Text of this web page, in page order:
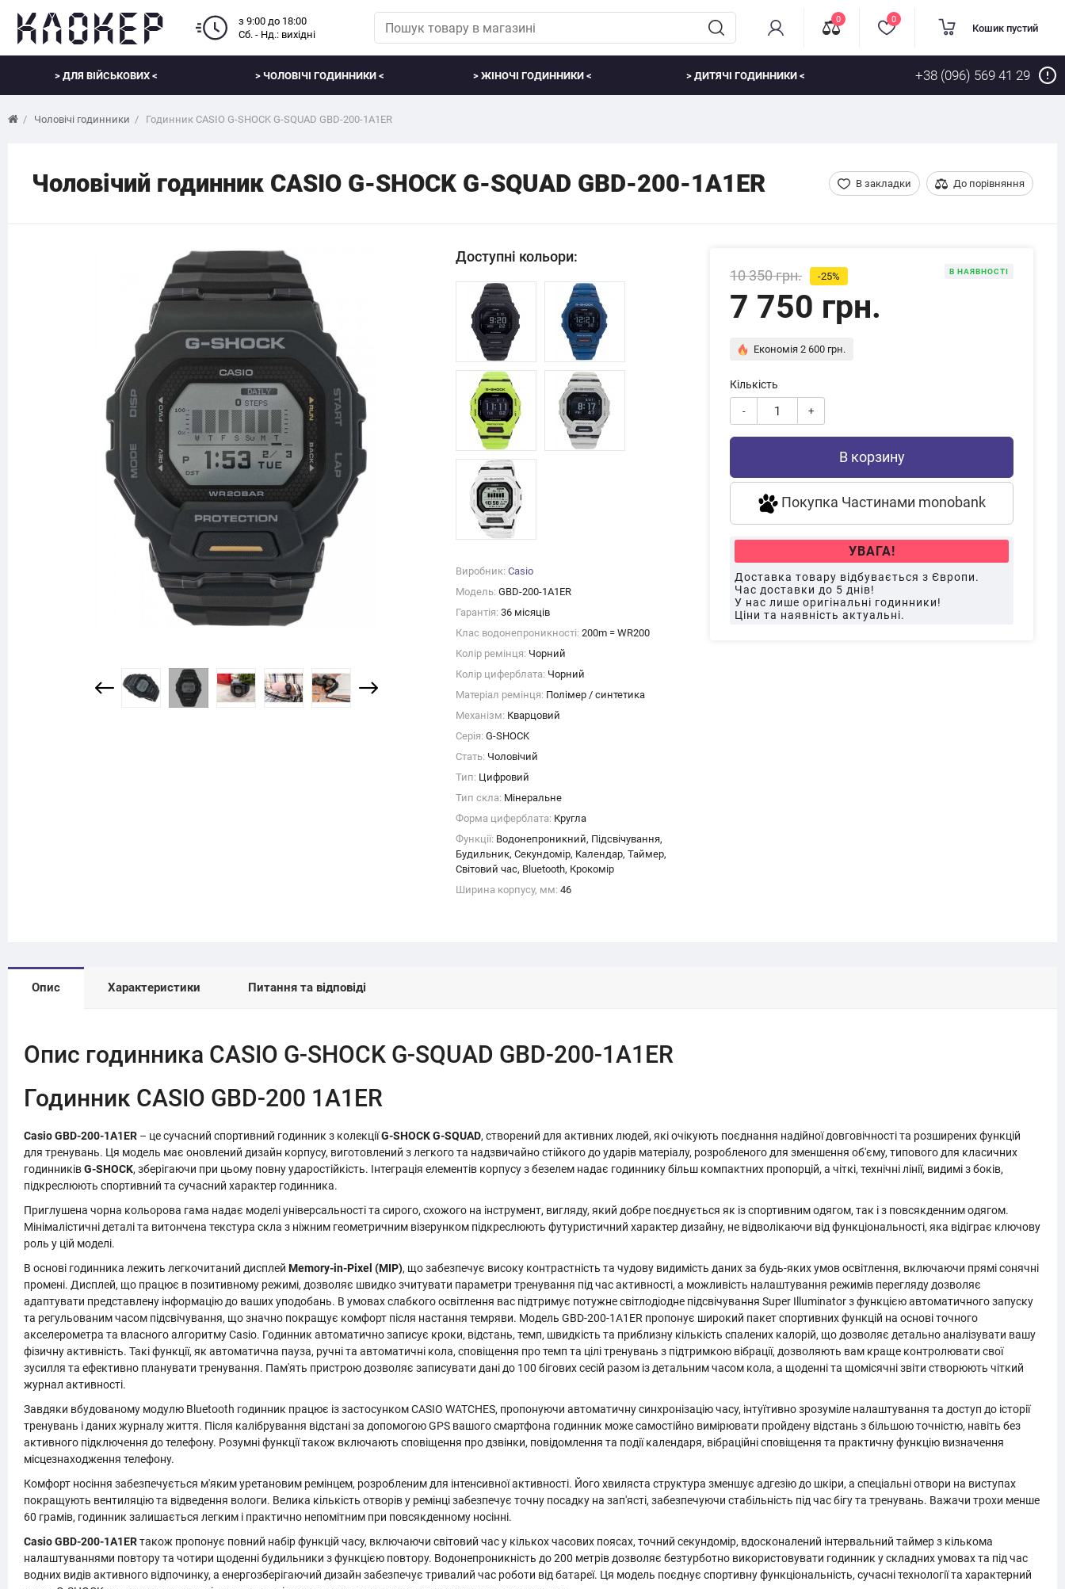
з 9:00 до 18:00
Сб. - Нд.: вихідні
0 0
Кошик пустий
> ДЛЯ ВІЙСЬКОВИХ < > ЧОЛОВІЧІ ГОДИННИКИ < > ЖІНОЧІ ГОДИННИКИ < > ДИТЯЧІ ГОДИННИКИ < +38 (096) 569 41 29
Чоловічі годинники Годинник CASIO G-SHOCK G-SQUAD GBD-200-1A1ER
Чоловічий годинник CASIO G-SHOCK G-SQUAD GBD-200-1A1ER В закладки До порівняння
10 350 грн. -25%
7 750 грн.
В НАЯВНОСТІ
Економія 2 600 грн.
Кількість
- +
В корзину
Покупка Частинами monobank
УВАГА!
Доставка товару відбувається з Європи.
Час доставки до 5 днів!
У нас лише оригінальні годинники!
Ціни та наявність актуальні.
Доступні кольори:
Виробник: Casio
Модель: GBD-200-1A1ER
Гарантія: 36 місяців
Клас водонепроникності: 200m = WR200
Колір ремінця: Чорний
Колір циферблата: Чорний
Матеріал ремінця: Полімер / синтетика
Механізм: Кварцовий
Серія: G-SHOCK
Стать: Чоловічий
Тип: Цифровий
Тип скла: Мінеральне
Форма циферблата: Кругла
Функції: Водонепроникний, Підсвічування,
Будильник, Секундомір, Календар, Таймер,
Світовий час, Bluetooth, Крокомір
Ширина корпусу, мм: 46
Опис Характеристики Питання та відповіді
Опис годинника CASIO G-SHOCK G-SQUAD GBD-200-1A1ER
Годинник CASIO GBD-200 1A1ER
Casio GBD-200-1A1ER – це сучасний спортивний годинник з колекціїG-SHOCK G-SQUAD, створений для активних людей, які очікують поєднання надійної довговічності та розширених функцій
для тренувань. Ця модель має оновлений дизайн корпусу, виготовлений з легкого та надзвичайно стійкого до ударів матеріалу, розробленого для зменшення об'єму, типового для класичних
годинниківG-SHOCK, зберігаючи при цьому повну ударостійкість. Інтеграція елементів корпусу з безелем надає годиннику більш компактних пропорцій, а чіткі, технічні лінії, видимі з боків,
підкреслюють спортивний та сучасний характер годинника.
Приглушена чорна кольорова гама надає моделі універсальності та сирого, схожого на інструмент, вигляду, який добре поєднується як із спортивним одягом, так і з повсякденним одягом.
Мінімалістичні деталі та витончена текстура скла з ніжним геометричним візерунком підкреслюють футуристичний характер дизайну, не відволікаючи від функціональності, яка відіграє ключову
роль у цій моделі.
В основі годинника лежить легкочитаний дисплей Memory-in-Pixel (MIP), що забезпечує високу контрастність та чудову видимість даних за будь-яких умов освітлення, включаючи прямі сонячні
промені. Дисплей, що працює в позитивному режимі, дозволяє швидко зчитувати параметри тренування під час активності, а можливість налаштування режимів перегляду дозволяє
адаптувати представлену інформацію до ваших уподобань. В умовах слабкого освітлення вас підтримує потужне світлодіодне підсвічування Super Illuminator з функцією автоматичного запуску
та регульованим часом підсвічування, що значно покращує комфорт після настання темряви. Модель GBD-200-1A1ER пропонує широкий пакет спортивних функцій на основі точного
акселерометра та власного алгоритму Casio. Годинник автоматично записує кроки, відстань, темп, швидкість та приблизну кількість спалених калорій, що дозволяє детально аналізувати вашу
фізичну активність. Такі функції, як автоматична пауза, ручні та автоматичні кола, сповіщення про темп та цілі тренувань з підтримкою вібрації, дозволяють вам краще контролювати свої
зусилля та ефективно планувати тренування. Пам'ять пристрою дозволяє записувати дані до 100 бігових сесій разом із детальним часом кола, а щоденні та щомісячні звіти створюють чіткий
журнал активності.
Завдяки вбудованому модулю Bluetooth годинник працює із застосунком CASIO WATCHES, пропонуючи автоматичну синхронізацію часу, інтуїтивно зрозуміле налаштування та доступ до історії
тренувань і даних журналу життя. Після калібрування відстані за допомогою GPS вашого смартфона годинник може самостійно вимірювати пройдену відстань з більшою точністю, навіть без
активного підключення до телефону. Розумні функції також включають сповіщення про дзвінки, повідомлення та події календаря, вібраційні сповіщення та практичну функцію визначення
місцезнаходження телефону.
Комфорт носіння забезпечується м'яким уретановим ремінцем, розробленим для інтенсивної активності. Його хвиляста структура зменшує адгезію до шкіри, а спеціальні отвори на виступах
покращують вентиляцію та відведення вологи. Велика кількість отворів у ремінці забезпечує точну посадку на зап'ясті, забезпечуючи стабільність під час бігу та тренувань. Важачи трохи менше
60 грамів, годинник залишається легким і практично непомітним при повсякденному носінні.
Casio GBD-200-1A1ERтакож пропонує повний набір функцій часу, включаючи світовий час у кількох часових поясах, точний секундомір, вдосконалений інтервальний таймер з кількома
налаштуваннями повтору та чотири щоденні будильники з функцією повтору. Водонепроникність до 200 метрів дозволяє безтурботно використовувати годинник у складних умовах та під час
водних видів активного відпочинку, а енергозберігаючий дизайн забезпечує тривалий час роботи від батареї. Ця модель поєднує спортивну функціональність, сучасні технології та характерний